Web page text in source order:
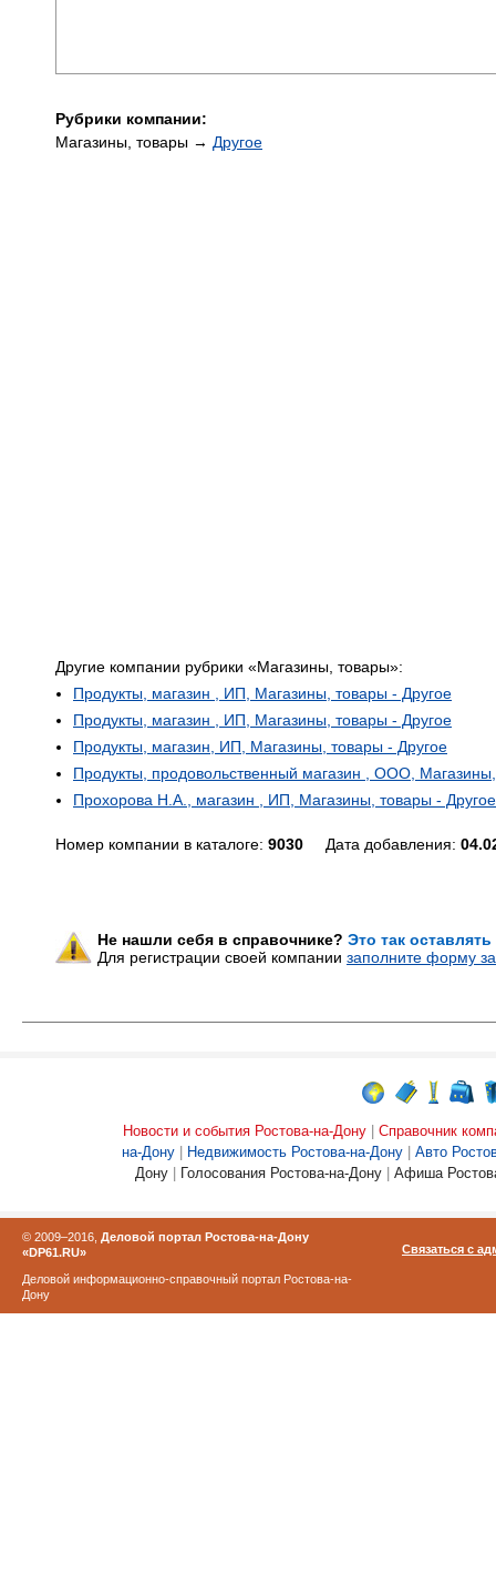
Рубрики компании:
Магазины, товары → Другое
Другие компании рубрики «Магазины, товары»:
Продукты, магазин , ИП, Магазины, товары - Другое
Продукты, магазин , ИП, Магазины, товары - Другое
Продукты, магазин, ИП, Магазины, товары - Другое
Продукты, продовольственный магазин , ООО,
Прохорова Н.А., магазин , ИП, Магазины, товары - Другое
Номер компании в каталоге: 9030 Дата добавления:
Не нашли себя в справочнике? Это так
Для регистрации своей компании заполните форму
Новости и события Ростова-на-Дону
Справочник
на-Дону
Недвижимость Ростова-на-Дону
Авто
Дону
Голосования Ростова-на-Дону Афиша
© 2009–2016, Деловой портал Ростова-на-Дону
«DP61.RU»
Деловой информационно-справочный портал Ростова-на-
Дону
Связаться с